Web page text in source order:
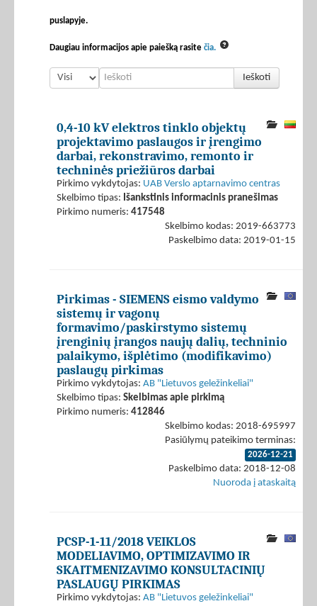
puslapyje.
Daugiau informacijos apie paiešką rasite čia.
Ieškoti
0,4-10 kV elektros tinklo objektų
projektavimo paslaugos ir įrengimo
darbai, rekonstravimo, remonto ir
techninės priežiūros darbai
Pirkimo vykdytojas: UAB Verslo aptarnavimo centras
Skelbimo tipas: Išankstinis informacinis pranešimas
Pirkimo numeris: 417548
Skelbimo kodas: 2019-663773
Paskelbimo data: 2019-01-15
Pirkimas - SIEMENS eismo valdymo
sistemų ir vagonų
formavimo/paskirstymo sistemų
įrenginių įrangos naujų dalių, techninio
palaikymo, išplėtimo (modifikavimo)
paslaugų pirkimas
Pirkimo vykdytojas: AB "Lietuvos geležinkeliai"
Skelbimo tipas: Skelbimas apie pirkimą
Pirkimo numeris: 412846
Skelbimo kodas: 2018-695997
Pasiūlymų pateikimo terminas:
2026-12-21
Paskelbimo data: 2018-12-08
Nuoroda į ataskaitą
PCSP-1-11/2018 VEIKLOS
MODELIAVIMO, OPTIMIZAVIMO IR
SKAITMENIZAVIMO KONSULTACINIŲ
PASLAUGŲ PIRKIMAS
Pirkimo vykdytojas: AB "Lietuvos geležinkeliai"